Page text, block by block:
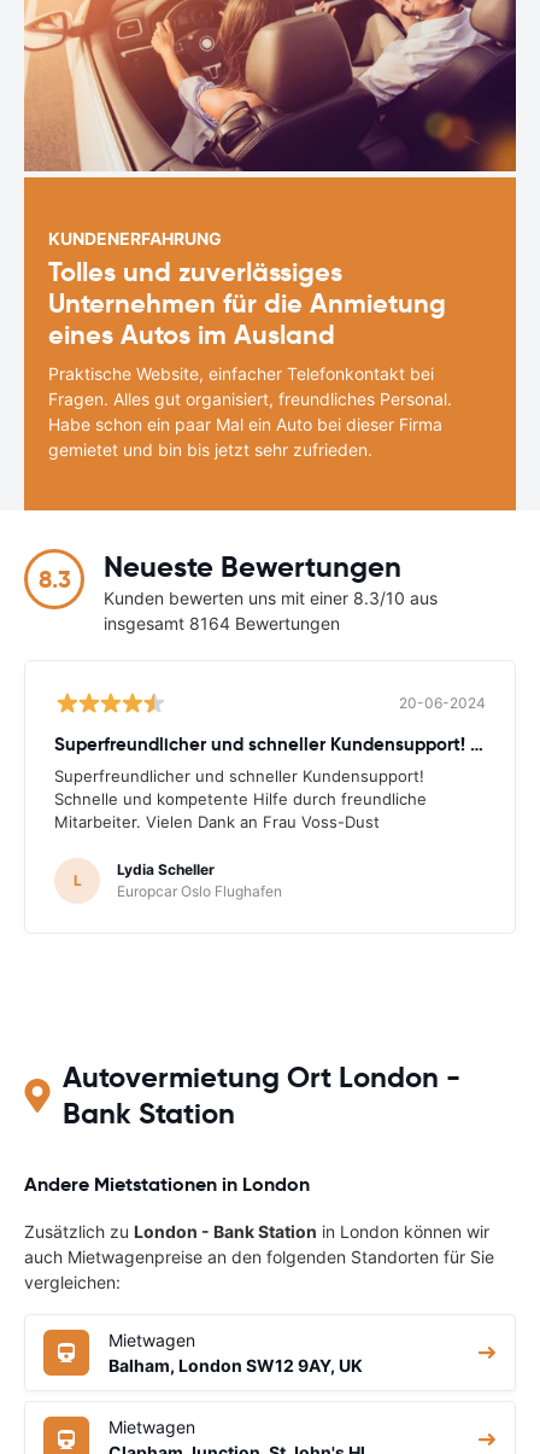
KUNDENERFAHRUNG
Tolles und zuverlässiges
Unternehmen für die Anmietung
eines Autos im Ausland
Praktische Website, einfacher Telefonkontakt bei
Fragen. Alles gut organisiert, freundliches Personal.
Habe schon ein paar Mal ein Auto bei dieser Firma
gemietet und bin bis jetzt sehr zufrieden.
8.3 Neueste Bewertungen
Kunden bewerten uns mit einer 8.3/10 aus
insgesamt 8164 Bewertungen
20-06-2024
Superfreundlicher und schneller Kundensupport! Schnelle
Superfreundlicher und schneller Kundensupport!
Schnelle und kompetente Hilfe durch freundliche
Mitarbeiter. Vielen Dank an Frau Voss-Dust
L
Lydia Scheller
Europcar Oslo Flughafen
Autovermietung Ort London -
Bank Station
Andere Mietstationen in London
Zusätzlich zu London - Bank Station in London können wir
auch Mietwagenpreise an den folgenden Standorten für Sie
vergleichen:
Mietwagen
Balham, London SW12 9AY, UK
Mietwagen